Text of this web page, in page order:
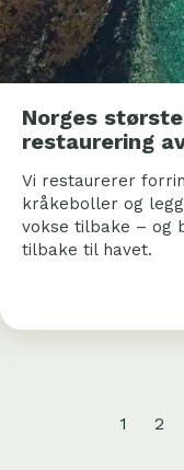
Norges
restaurering
Vi restaurerer
kråkeboller og
vokse tilbake – og
tilbake til havet.
1 2